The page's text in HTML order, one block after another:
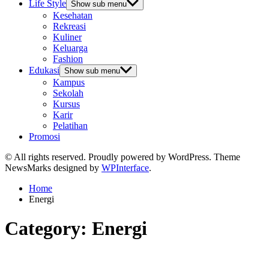
Life Style Show sub menu
Kesehatan
Rekreasi
Kuliner
Keluarga
Fashion
Edukasi Show sub menu
Kampus
Sekolah
Kursus
Karir
Pelatihan
Promosi
© All rights reserved. Proudly powered by WordPress. Theme
NewsMarks designed by WPInterface.
Home
Energi
Category: Energi